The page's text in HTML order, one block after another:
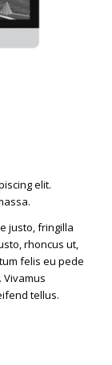
elit.
justo, fringilla
rhoncus ut,
felis eu pede
Vivamus
tellus.